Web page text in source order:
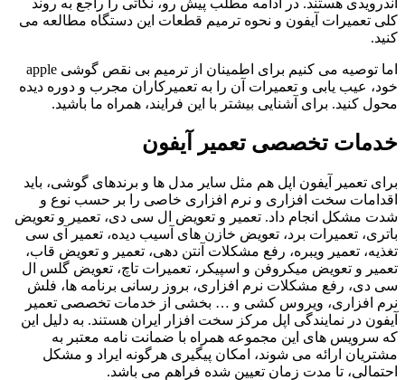
اندرویدی هستند. در ادامه مطلب پیش رو، نکاتی را راجع به روند
کلی تعمیرات آیفون و نحوه ترمیم قطعات این دستگاه مطالعه می
کنید.
اما توصیه می کنیم برای اطمینان از ترمیم بی نقص گوشی apple
خود، عیب یابی و تعمیرات آن را به تعمیرکاران مجرب و دوره دیده
محول کنید. برای آشنایی بیشتر با این فرایند، همراه ما باشید.
خدمات تخصصی تعمیر آیفون
برای تعمیر آیفون اپل هم مثل سایر مدل ها و برندهای گوشی، باید
اقدامات سخت افزاری و نرم افزاری خاصی را بر حسب نوع و
شدت مشکل انجام داد. تعمیر و تعویض ال سی دی، تعمیر و تعویض
باتری، تعمیرات برد، تعویض خازن های آسیب دیده، تعمیر آی سی
تغذیه، تعمیر ویبره، رفع مشکلات آنتن دهی، تعمیر و تعویض قاب،
تعمیر و تعویض میکروفن و اسپیکر، تعمیرات تاچ، تعویض گلس ال
سی دی، رفع مشکلات نرم افزاری، بروز رسانی برنامه ها، فلش
نرم افزاری، ویروس کشی و … بخشی از خدمات تخصصی تعمیر
آیفون در نمایندگی اپل مرکز سخت افزار ایران هستند. به دلیل این
که سرویس های این مجموعه همراه با ضمانت نامه معتبر به
مشتریان ارائه می شوند، امکان پیگیری هرگونه ایراد و مشکل
احتمالی، تا مدت زمان تعیین شده فراهم می باشد.